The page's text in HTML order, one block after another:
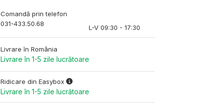
Comandă prin telefon
031-433.50.68
L-V 09:30 - 17:30
Livrare în România
Livrare în 1-5 zile lucrătoare
Ridicare din Easybox
Livrare în 1-5 zile lucrătoare